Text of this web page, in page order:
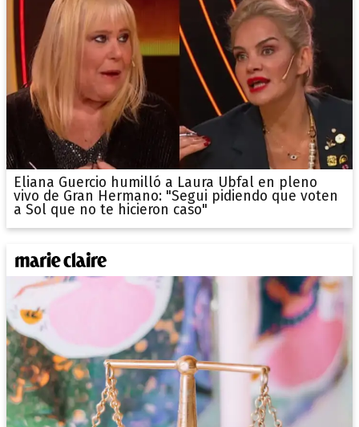
Eliana Guercio humilló a Laura Ubfal en pleno
vivo de Gran Hermano: "Segui pidiendo que voten
a Sol que no te hicieron caso"